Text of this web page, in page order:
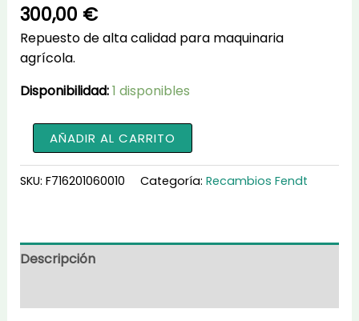
300,00 €
Repuesto de alta calidad para maquinaria
agrícola.
Disponibilidad:1 disponibles
de
Gasoil
AÑADIR AL CARRITO
SKU: F716201060010 Categoría: Recambios Fendt
Descripción